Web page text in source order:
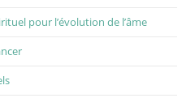
pour l’évolution de l’âme